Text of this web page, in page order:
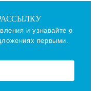
и узнавайте о
первыми.